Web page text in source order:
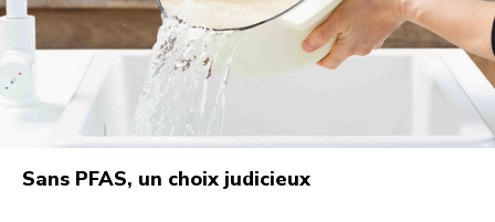
Sans PFAS, un choix judicieux